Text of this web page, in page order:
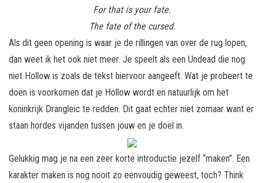
For that is your fate.
The fate of the cursed.
Als dit geen opening is waar je de rillingen van over de rug lopen,
dan weet ik het ook niet meer. Je speelt als een Undead die nog
niet Hollow is zoals de tekst hiervoor aangeeft. Wat je probeert te
doen is voorkomen dat je Hollow wordt en natuurlijk om het
koninkrijk Drangleic te redden. Dit gaat echter niet zomaar want er
staan hordes vijanden tussen jouw en je doel in.
Gelukkig mag je na een zeer korte introductie jezelf “maken”. Een
karakter maken is nog nooit zo eenvoudig geweest, toch? Think